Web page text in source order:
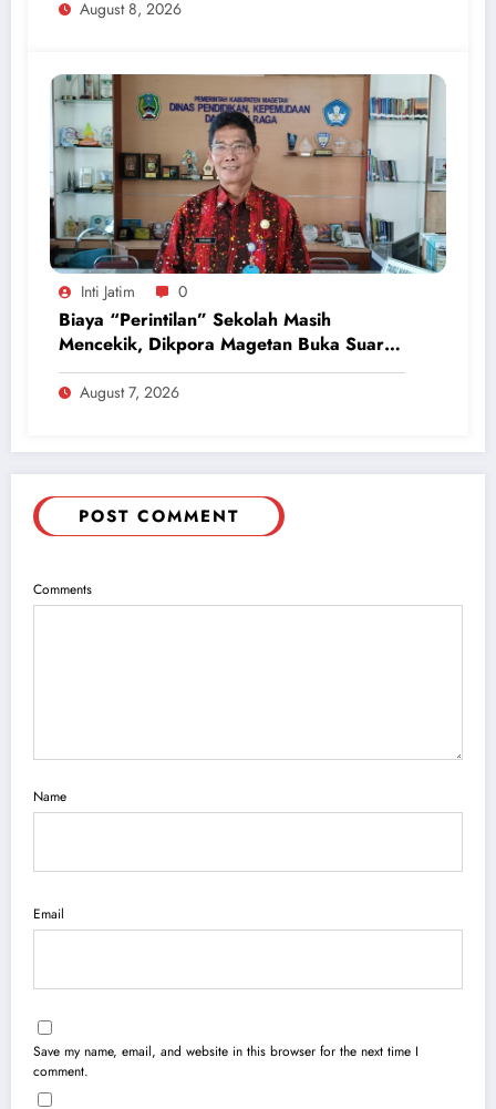
August 8, 2026
Inti Jatim 0
Biaya “Perintilan” Sekolah Masih
Mencekik, Dikpora Magetan Buka Suara
Soal Polemik Seragam dan Modul
August 7, 2026
POST COMMENT
Comments
Name
Email
Save my name, email, and website in this browser for the next time I
comment.